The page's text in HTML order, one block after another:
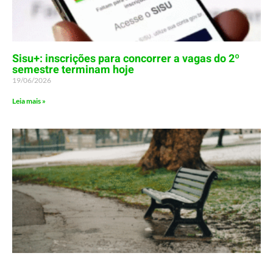
Sisu+: inscrições para concorrer a vagas do 2º
semestre terminam hoje
19/06/2026
Leia mais »